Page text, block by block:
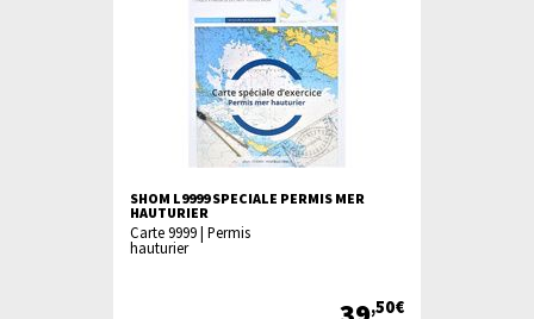
SHOM L9999 SPECIALE PERMIS MER
HAUTURIER
Carte 9999 | Permis
hauturier
,50€